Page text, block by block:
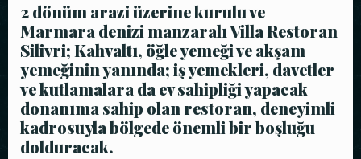
2 dönüm arazi üzerine kurulu ve
Marmara denizi manzaralı Villa Restoran
Silivri; Kahvaltı, öğle yemeği ve akşam
yemeğinin yanında; iş yemekleri, davetler
ve kutlamalara da ev sahipliği yapacak
donanıma sahip olan restoran, deneyimli
kadrosuyla bölgede önemli bir boşluğu
dolduracak.